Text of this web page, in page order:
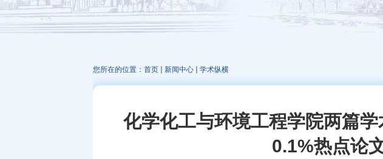
发展足迹 教辅机构 科技服务
您所在的位置： 首页 新闻中心 学术纵横
化学化工与环境工程学院两篇
0.1%热点论